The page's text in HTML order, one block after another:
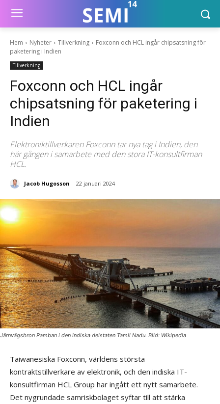
Hem Nyheter Tillverkning
Foxconn och HCL ingår chipsatsning för
paketering i Indien
Tillverkning
Foxconn och HCL ingår
chipsatsning för paketering i
Indien
Elektroniktillverkaren Foxconn tar nya tag i Indien, den
här gången i samarbete med den stora IT-konsultfirman
HCL.
Jacob Hugosson 22 januari 2024
Järnvägsbron Pamban i den indiska delstaten Tamil Nadu. Bild: Wikipedia
Taiwanesiska Foxconn, världens största
kontraktstillverkare av elektronik, och den indiska IT-
konsultfirman HCL Group har ingått ett nytt samarbete.
Det nygrundade samriskbolaget syftar till att stärka